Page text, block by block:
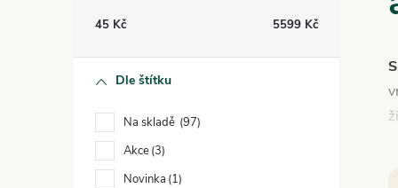
r
45 Kč 5599 Kč
Dle štítku
Na skladě 97
Akce 3
Novinka 1